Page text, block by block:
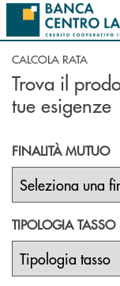
Salta al contenuto
CALCOLA RATA
Trova il
tue esigenze
FINALITÀ MUTUO
TIPOLOGIA TASSO